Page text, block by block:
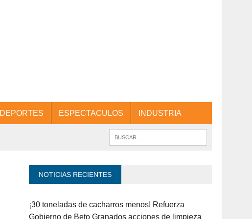
DEPORTES ESPECTACULOS INDUSTRIA
NOTICIAS RECIENTES
¡30 toneladas de cacharros menos! Refuerza
Gobierno de Beto Granados acciones de limpieza